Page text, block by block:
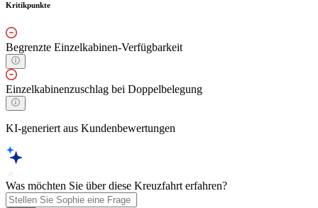
Kritikpunkte
Begrenzte Einzelkabinen-Verfügbarkeit
Einzelkabinenzuschlag bei Doppelbelegung
KI-generiert aus Kundenbewertungen
Was möchten Sie über diese Kreuzfahrt erfahren?